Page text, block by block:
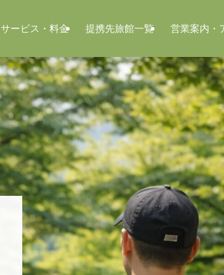
サービス・料金 提携先旅館一覧 営業案内・